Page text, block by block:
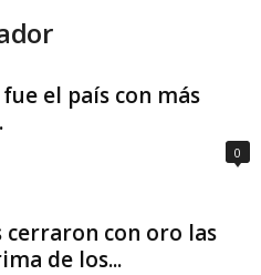
el país con más
0
cerraron con oro las
de los...